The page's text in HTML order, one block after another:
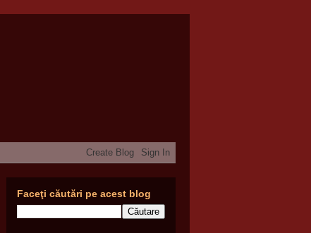
Faceţi căutări pe acest blog